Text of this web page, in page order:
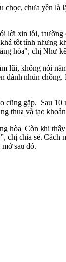
chưa yên
lời xin lỗi,
tốt tính nhưng
hòa", chị Như
lũi, không nói
đành nhún
gặp. Sau
thua và tạo
hòa. Còn khi
chị chia sẻ.
sau đó.